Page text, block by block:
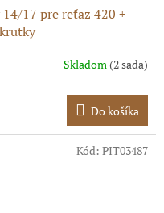
17 pre reťaz 420 +
Skladom(2 sada)
Do košíka
Kód: PIT03487